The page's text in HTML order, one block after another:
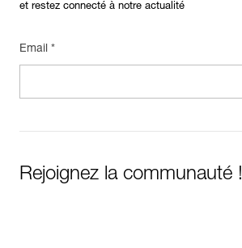
et restez connecté à notre actualité
Email *
Rejoignez la communauté !